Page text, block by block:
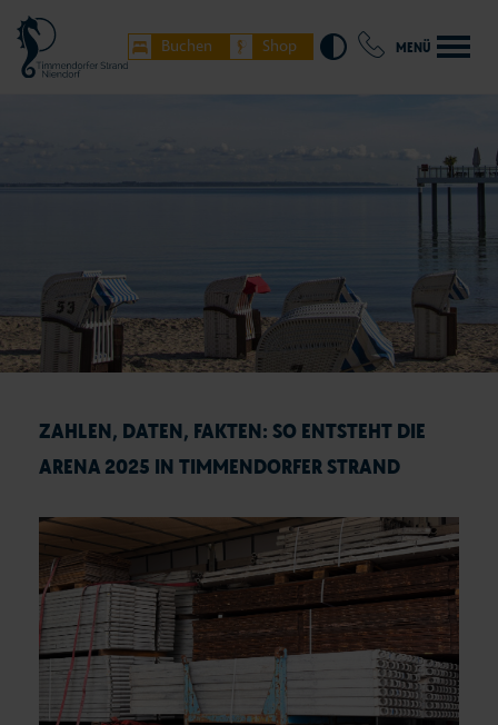
Buchen Shop MENÜ
ZAHLEN, DATEN, FAKTEN: SO ENTSTEHT DIE
ARENA 2025 IN TIMMENDORFER STRAND